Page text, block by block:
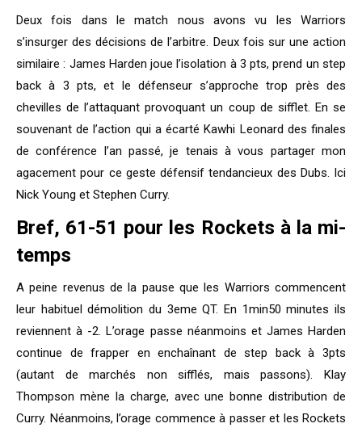
Deux fois dans le match nous avons vu les Warriors
s’insurger des décisions de l’arbitre. Deux fois sur une action
similaire : James Harden joue l’isolation à 3 pts, prend un step
back à 3 pts, et le défenseur s’approche trop près des
chevilles de l’attaquant provoquant un coup de sifflet. En se
souvenant de l’action qui a écarté Kawhi Leonard des finales
de conférence l’an passé, je tenais à vous partager mon
agacement pour ce geste défensif tendancieux des Dubs. Ici
Nick Young et Stephen Curry.
Bref, 61-51 pour les Rockets à la mi-
temps
A peine revenus de la pause que les Warriors commencent
leur habituel démolition du 3eme QT. En 1min50 minutes ils
reviennent à -2. L’orage passe néanmoins et James Harden
continue de frapper en enchaînant de step back à 3pts
(autant de marchés non sifflés, mais passons). Klay
Thompson mène la charge, avec une bonne distribution de
Curry. Néanmoins, l’orage commence à passer et les Rockets